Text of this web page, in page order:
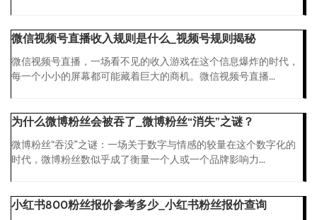
微信视频号直播收入规则是什么_视频号规则揭秘
微信视频号直播，一场看不见的收入游戏在这个信息爆炸的时代，
每一个小小的屏幕都可能藏着巨大的商机。微信视频号直播...
为什么微博粉丝会被吞了_微博粉丝“消失”之谜？
微博粉丝“吞没”之谜：一场关于数字与情感的较量在这个数字化的
时代，微博粉丝数似乎成了衡量一个人或一个品牌影响力...
小红书800粉丝报价参考多少_小红书粉丝报价查询